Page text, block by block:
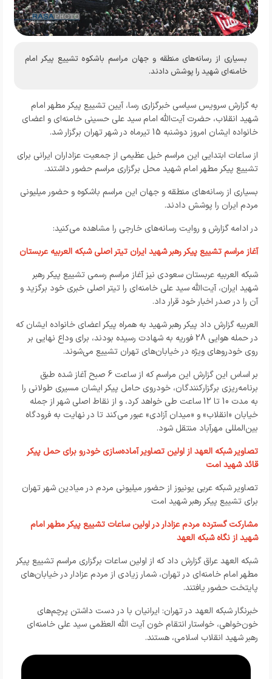
بسیاری از رسانه‌های منطقه و جهان مراسم باشکوه تشییع پیکر امام
خامنه‌ای شهید را پوشش دادند.
به گزارش سرویس سیاسی خبرگزاری رسا، آیین تشییع پیکر مطهر امام
شهید انقلاب، حضرت آیت‌الله امام سید علی حسینی خامنه‌ای و اعضای
خانواده ایشان امروز دوشنبه 15 تیرماه در شهر تهران برگزار شد.
از ساعات ابتدایی این مراسم خیل عظیمی از جمعیت عزاداران ایرانی برای
تشییع پیکر مطهر امام شهید محل برگزاری مراسم حضور داشتند.
بسیاری از رسانه‌های منطقه و جهان این مراسم باشکوه و حضور میلیونی
مردم ایران را پوشش دادند.
در ادامه گزارش و روایت رسانه‌های خارجی را مشاهده می‌کنید:
آغاز مراسم تشییع پیکر رهبر شهید ایران تیتر اصلی شبکه العربیه عربستان
شبکه العربیه عربستان سعودی نیز آغاز مراسم رسمی تشییع پیکر رهبر
شهید ایران، آیت‌الله سید علی خامنه‌ای را تیتر اصلی خبری خود برگزید و
آن را در صدر اخبار خود قرار داد.
العربیه گزارش داد پیکر رهبر شهید به همراه پیکر اعضای خانواده ایشان که
در حمله هوایی 28 فوریه به شهادت رسیده بودند، برای وداع نهایی بر
روی خودروهای ویژه در خیابان‌های تهران تشییع می‌شوند.
بر اساس این گزارش این مراسم که از ساعت 6 صبح آغاز شده طبق
برنامه‌ریزی برگزارکنندگان، خودروی حامل پیکر ایشان مسیری طولانی را
به مدت 10 تا 12 ساعت طی خواهد کرد، و از نقاط اصلی شهر از جمله
خیابان «انقلاب» و «میدان آزادی» عبور می‌کند تا در نهایت به فرودگاه
بین‌المللی مهرآباد منتقل شود.
تصاویر شبکه العهد از اولین تصاویر آماده‌سازی خودرو برای حمل پیکر
قائد شهید امت
تصاویر شبکه عربی یونیوز از حضور میلیونی مردم در میادین شهر تهران
برای تشییع پیکر رهبر شهید امت
مشارکت گسترده مردم عزادار در اولین ساعات تشییع پیکر مطهر امام
شهید از نگاه شبکه العهد
شبکه العهد عراق گزارش داد که از اولین ساعات برگزاری مراسم تشییع پیکر
مطهر امام خامنه‌ای در تهران، شمار زیادی از مردم عزادار در خیابان‌های
پایتخت حضور یافتند.
خبرنگار شبکه العهد در تهران: ایرانیان با در دست داشتن پرچم‌های
خون‌خواهی، خواستار انتقام خون آیت الله العظمی سید علی خامنه‌ای
رهبر شهید انقلاب اسلامی، هستند.